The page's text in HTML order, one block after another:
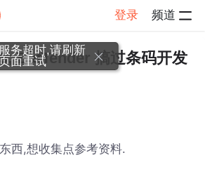
登录 频道
帖子详情
BatTender 搞过条码开发
西,想收集点参考资料.
服务超时,请刷新
面重试